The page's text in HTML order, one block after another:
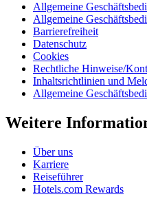
Allgemeine
Allgemeine
Barrierefreiheit
Datenschutz
Cookies
Rechtliche Hinweise/
Inhaltsrichtlinien und
Allgemeine
Weitere
Über uns
Karriere
Reiseführer
Hotels.com Rewards